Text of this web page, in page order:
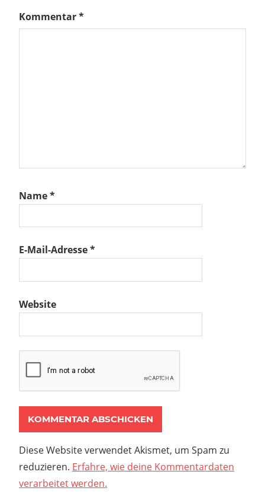
Kommentar*
Name*
E-Mail-Adresse*
Website
Diese Website verwendet Akismet, um Spam zu
reduzieren. Erfahre, wie deine Kommentardaten
verarbeitet werden.